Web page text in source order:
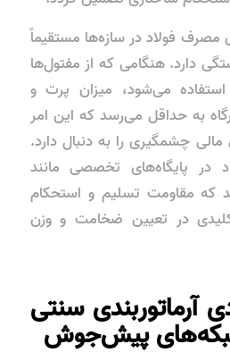
مصرف فولاد در سازه‌ها مستقیماً
دارد. هنگامی که از مفتول‌ها
استفاده می‌شود، میزان پرت و
به حداقل می‌رسد که این امر
چشمگیری را به دنبال دارد.
در پایگاه‌های تخصصی مانند
که مقاومت تسلیم و استحکام
در تعیین ضخامت و وزن
آرماتوربندی سنتی
پیش‌جوش